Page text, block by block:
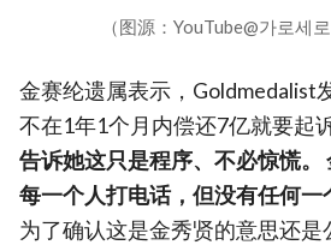
（图源：YouTube@가로세
金赛纶遗属表示，Goldmedalist
不在1年1个月内偿还7亿就要起
告诉她这只是程序、不必惊慌。
每一个人打电话，但没有任何一
为了确认这是金秀贤的意思还